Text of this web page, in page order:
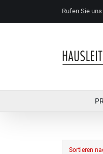
Rufen Sie uns
Sortieren